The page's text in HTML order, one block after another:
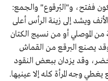
ففتح، و"البُرقوع" والجمع:
ويشد إلى زينة الرأس أعلى
الموصلي أو من نسيج الكتان
يصنع البرقع من القماش
وقد يزدان ببعض النقود
يغطي وجه المرأة كله إلا عينيها.